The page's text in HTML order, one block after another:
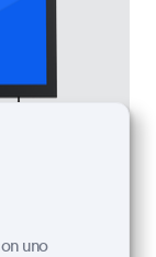
uno